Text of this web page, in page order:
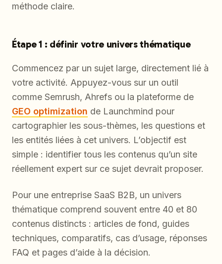
méthode claire.
Étape 1 : définir votre univers thématique
Commencez par un sujet large, directement lié à
votre activité. Appuyez-vous sur un outil
comme Semrush, Ahrefs ou la plateforme de
GEO optimization de Launchmind pour
cartographier les sous-thèmes, les questions et
les entités liées à cet univers. L’objectif est
simple : identifier tous les contenus qu’un site
réellement expert sur ce sujet devrait proposer.
Pour une entreprise SaaS B2B, un univers
thématique comprend souvent entre 40 et 80
contenus distincts : articles de fond, guides
techniques, comparatifs, cas d’usage, réponses
FAQ et pages d’aide à la décision.